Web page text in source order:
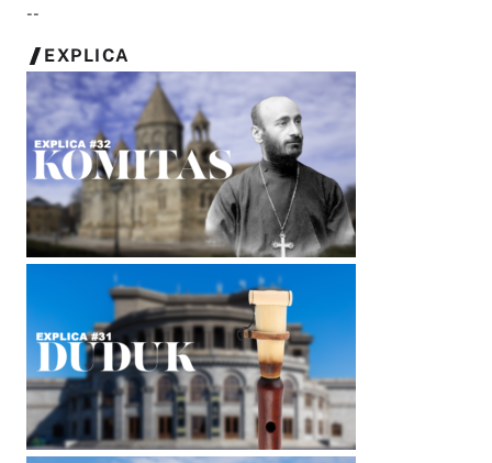
--
EXPLICA